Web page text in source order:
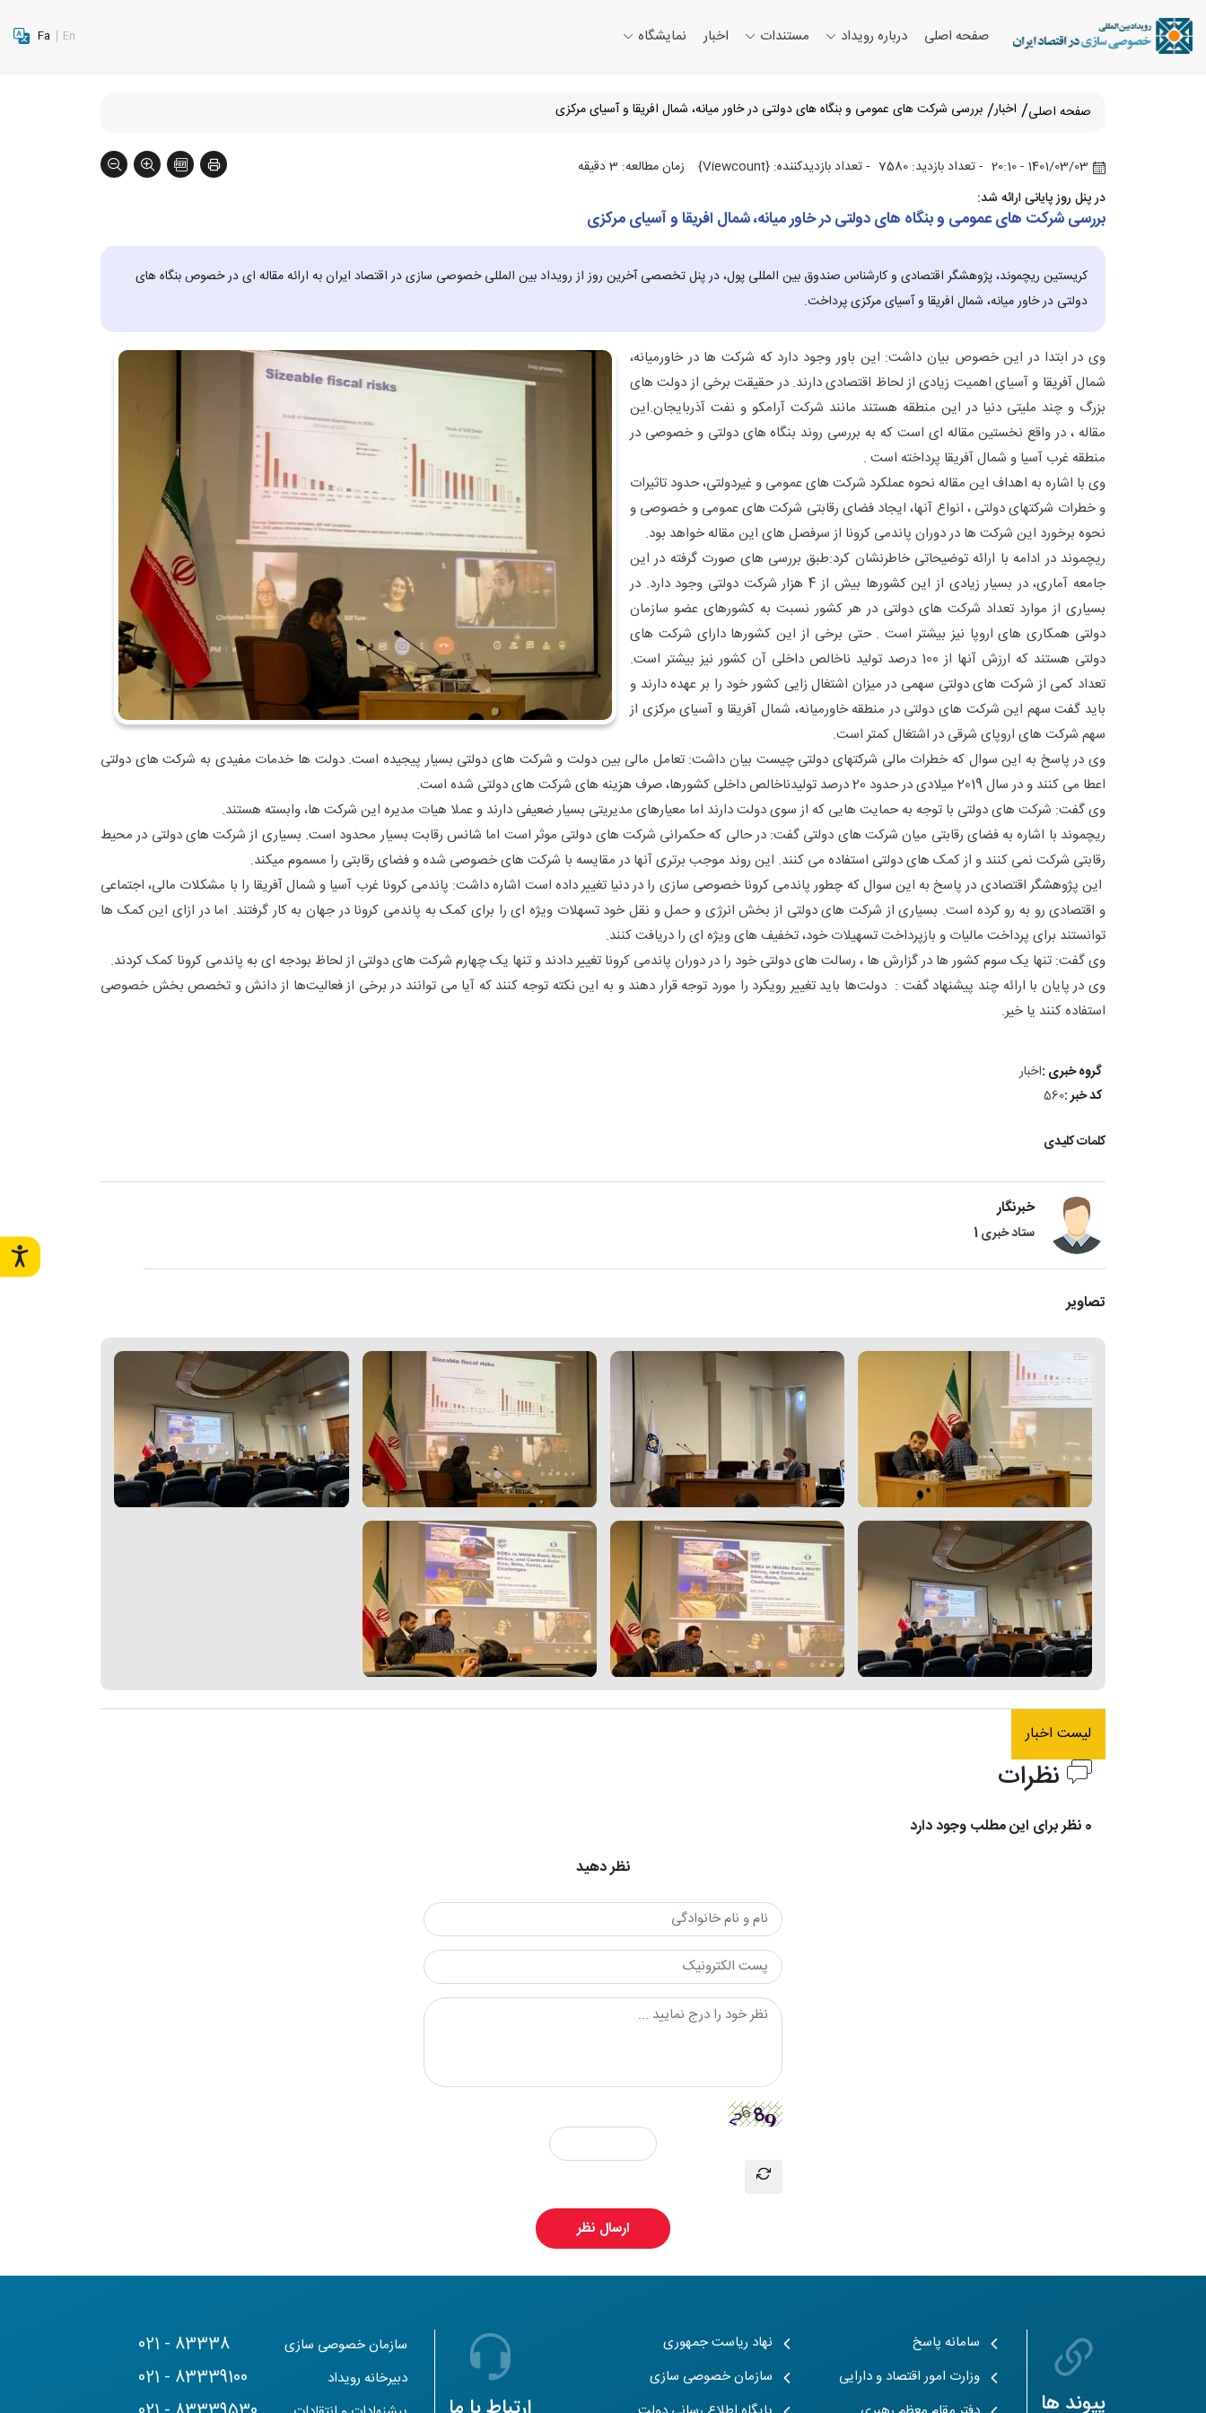
صفحه اصلی درباره رویداد مستندات اخبار نمایشگاه En
Fa
صفحه اصلی اخبار بررسی شرکت های عمومی و بنگاه های دولتی در خاور میانه، شمال افریقا و آسیای مرکزی
1401/03/03 - 20:10 - تعداد بازدید: 7580 - تعداد بازدیدکننده: {Viewcount}
زمان مطالعه: 3 دقیقه
در پنل روز پایانی ارائه شد:
بررسی شرکت های عمومی و بنگاه های دولتی در خاور میانه، شمال افریقا و آسیای مرکزی
کریستین ریچموند، پژوهشگر اقتصادی و کارشناس صندوق بین المللی پول، در پنل تخصصی آخرین روز از رویداد بین المللی خصوصی سازی در اقتصاد ایران به ارائه مقاله ای در خصوص بنگاه های
دولتی در خاور میانه، شمال افریقا و آسیای مرکزی پرداخت.
وی در ابتدا در این خصوص بیان داشت: این باور وجود دارد که شرکت ها در خاورمیانه،
شمال آفریقا و آسیای اهمیت زیادی از لحاظ اقتصادی دارند. در حقیقت برخی از دولت های
بزرگ و چند ملیتی دنیا در این منطقه هستند مانند شرکت آرامکو و نفت آذربایجان.این
مقاله ، در واقع نخستین مقاله ای است که به بررسی روند بنگاه های دولتی و خصوصی در
منطقه غرب آسیا و شمال آفریقا پرداخته است .
وی با اشاره به اهداف این مقاله نحوه عملکرد شرکت های عمومی و غیردولتی، حدود تاثیرات
و خطرات شرکتهای دولتی ، انواع آنها، ایجاد فضای رقابتی شرکت های عمومی و خصوصی و
نحوه برخورد این شرکت ها در دوران پاندمی کرونا از سرفصل های این مقاله خواهد بود.
ریچموند در ادامه با ارائه توضیحاتی خاطرنشان کرد:طبق بررسی های صورت گرفته در این
جامعه آماری، در بسیار زیادی از این کشورها بیش از 4 هزار شرکت دولتی وجود دارد. در
بسیاری از موارد تعداد شرکت های دولتی در هر کشور نسبت به کشورهای عضو سازمان
دولتی همکاری های اروپا نیز بیشتر است . حتی برخی از این کشورها دارای شرکت های
دولتی هستند که ارزش آنها از 100 درصد تولید ناخالص داخلی آن کشور نیز بیشتر است.
تعداد کمی از شرکت های دولتی سهمی در میزان اشتغال زایی کشور خود را بر عهده دارند و
باید گفت سهم این شرکت های دولتی در منطقه خاورمیانه، شمال آفریقا و آسیای مرکزی از
سهم شرکت های اروپای شرقی در اشتغال کمتر است.
وی در پاسخ به این سوال که خطرات مالی شرکتهای دولتی چیست بیان داشت: تعامل مالی بین دولت و شرکت های دولتی بسیار پیجیده است. دولت ها خدمات مفیدی به شرکت های دولتی
اعطا می کنند و در سال 2019 میلادی در حدود 20 درصد تولیدناخالص داخلی کشورها، صرف هزینه های شرکت های دولتی شده است.
وی گفت: شرکت های دولتی با توجه به حمایت هایی که از سوی دولت دارند اما معیارهای مدیریتی بسیار ضعیفی دارند و عملا هیات مدیره این شرکت ها، وابسته هستند.
ریچموند با اشاره به فضای رقابتی میان شرکت های دولتی گفت: در حالی که حکمرانی شرکت های دولتی موثر است اما شانس رقابت بسیار محدود است. بسیاری از شرکت های دولتی در محیط
رقابتی شرکت نمی کنند و از کمک های دولتی استفاده می کنند. این روند موجب برتری آنها در مقایسه با شرکت های خصوصی شده و فضای رقابتی را مسموم میکند.
این پژوهشگر اقتصادی در پاسخ به این سوال که چطور پاندمی کرونا خصوصی سازی را در دنیا تغییر داده است اشاره داشت: پاندمی کرونا غرب آسیا و شمال آفریقا را با مشکلات مالی، اجتماعی
و اقتصادی رو به رو کرده است. بسیاری از شرکت های دولتی از بخش انرژی و حمل و نقل خود تسهلات ویژه ای را برای کمک به پاندمی کرونا در جهان به کار گرفتند. اما در ازای این کمک ها
توانستند برای پرداخت مالیات و بازپرداخت تسهیلات خود، تخفیف های ویژه ای را دریافت کنند.
وی گفت: تنها یک سوم کشور ها در گزارش ها ، رسالت های دولتی خود را در دوران پاندمی کرونا تغییر دادند و تنها یک چهارم شرکت های دولتی از لحاظ بودجه ای به پاندمی کرونا کمک کردند.
وی در پایان با ارائه چند پیشنهاد گفت : دولت‌ها باید تغییر رویکرد را مورد توجه قرار دهند و به این نکته توجه کنند که آیا می توانند در برخی از فعالیت‌ها از دانش و تخصص بخش خصوصی
استفاده کنند یا خیر.
گروه خبری :اخبار
کد خبر :560
کلمات کلیدی
خبرنگار
ستاد خبری 1
تصاویر
لیست اخبار
نظرات
0 نظر برای این مطلب وجود دارد
نظر دهید
ارسال نظر
پیوند ها
سامانه پاسخ
نهاد ریاست جمهوری
وزارت امور اقتصاد و دارایی
سازمان خصوصی سازی
سازمان خصوصی سازی 021 - 83338
دبیرخانه رویداد 021 - 83339100